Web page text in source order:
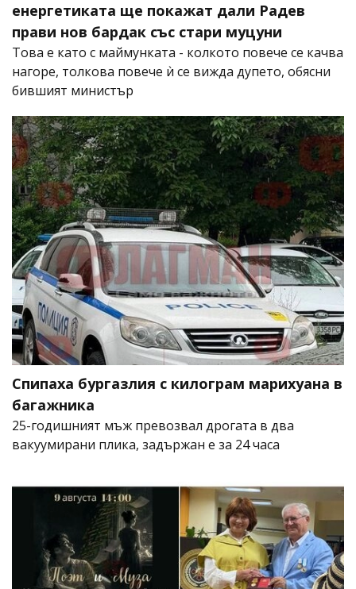
енергетиката ще покажат дали Радев
прави нов бардак със стари муцуни
Това е като с маймунката - колкото повече се качва
нагоре, толкова повече ѝ се вижда дупето, обясни
бившият министър
Спипаха бургазлия с килограм марихуана в
багажника
25-годишният мъж превозвал дрогата в два
вакуумирани плика, задържан е за 24 часа